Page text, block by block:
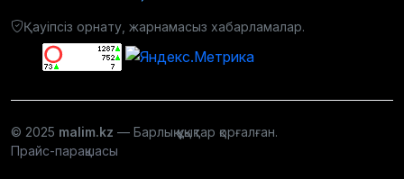
Қауіпсіз орнату, жарнамасыз хабарламалар.
© 2025 malim.kz — Барлық құқықтар қорғалған.
Прайс-парақшасы